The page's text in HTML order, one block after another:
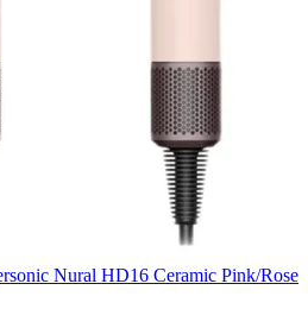
Nural HD16 Ceramic Pink/Rose